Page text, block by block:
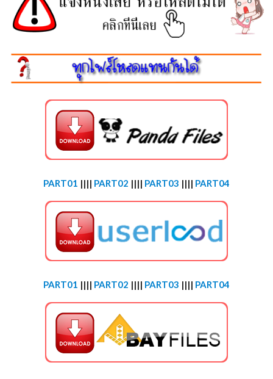
PART01 |||| PART02 |||| PART03 |||| PART04
PART01 |||| PART02 |||| PART03 |||| PART04